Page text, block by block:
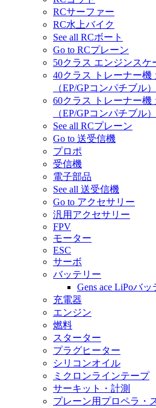
RCサーファー
RC水上バイク
See all RCボート
Go to RCプレーン
50クラス エンジンスケ
40クラス トレーナー機
（EP/GPコンパチブル）
60クラス トレーナー機
（EP/GPコンパチブル）
See all RCプレーン
Go to 送受信機
プロポ
受信機
電子部品
See all 送受信機
Go to アクセサリー
汎用アクセサリー
FPV
モーター
ESC
サーボ
バッテリー
Gens ace LiPoバッ
充電器
エンジン
燃料
スターター
プラグヒーター
シリコンオイル
ミクロンラインテープ
サーキット・計測
プレーン用プロペラ・